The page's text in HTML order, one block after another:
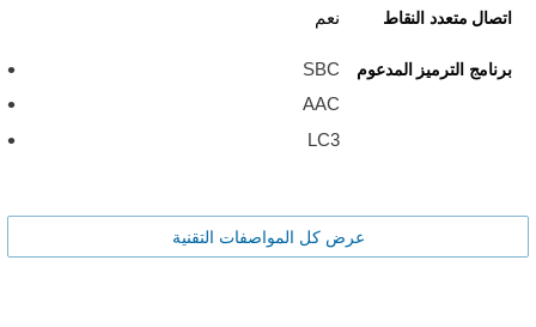
اتصال متعدد النقاط نعم
برنامج الترميز المدعوم
SBC
AAC
LC3
عرض كل المواصفات التقنية